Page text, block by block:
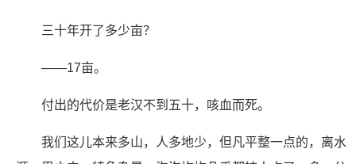
三十年开了多少亩？
——17亩。
付出的代价是老汉不到五十，咳血而死。
我们这儿本来多山，人多地少，但凡平整一点的，离水